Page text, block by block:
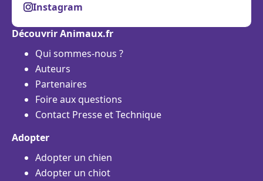
Instagram
Découvrir Animaux.fr
Qui sommes-nous ?
Auteurs
Partenaires
Foire aux questions
Contact Presse et Technique
Adopter
Adopter un chien
Adopter un chiot